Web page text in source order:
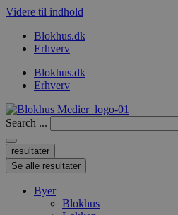
Videre til indhold
Blokhus.dk
Erhverv
Blokhus.dk
Erhverv
Search ...
resultater
Se alle resultater
Byer
Blokhus